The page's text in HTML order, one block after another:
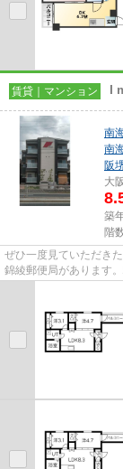
賃貸｜マンション I
南
南
阪
大
築
階
ぜひ一度見ていただき
錦綾郵便局があります